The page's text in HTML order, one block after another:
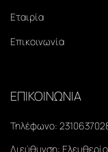
Εταιρία
Επικοινωνία
ΕΠΙΚΟΙΝΩΝΙΑ
Τηλέφωνο:
Διεύθυνση: